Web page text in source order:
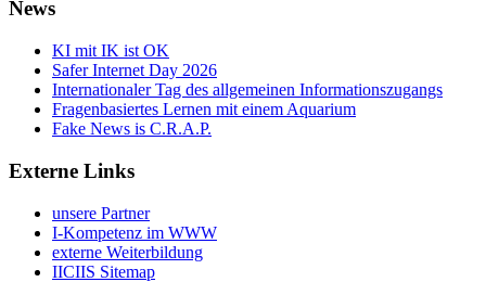
News
KI mit IK ist OK
Safer Internet Day 2026
Internationaler Tag des allgemeinen Informationszugangs
Fragenbasiertes Lernen mit einem Aquarium
Fake News is C.R.A.P.
Externe Links
unsere Partner
I-Kompetenz im WWW
externe Weiterbildung
IICIIS Sitemap